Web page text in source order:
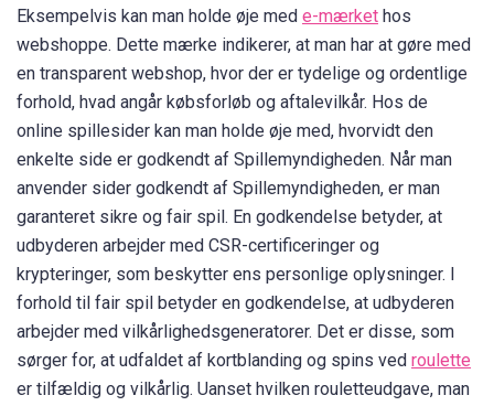
Eksempelvis kan man holde øje med e-mærket hos
webshoppe. Dette mærke indikerer, at man har at gøre med
en transparent webshop, hvor der er tydelige og ordentlige
forhold, hvad angår købsforløb og aftalevilkår. Hos de
online spillesider kan man holde øje med, hvorvidt den
enkelte side er godkendt af Spillemyndigheden. Når man
anvender sider godkendt af Spillemyndigheden, er man
garanteret sikre og fair spil. En godkendelse betyder, at
udbyderen arbejder med CSR-certificeringer og
krypteringer, som beskytter ens personlige oplysninger. I
forhold til fair spil betyder en godkendelse, at udbyderen
arbejder med vilkårlighedsgeneratorer. Det er disse, som
sørger for, at udfaldet af kortblanding og spins ved roulette
er tilfældig og vilkårlig. Uanset hvilken rouletteudgave, man